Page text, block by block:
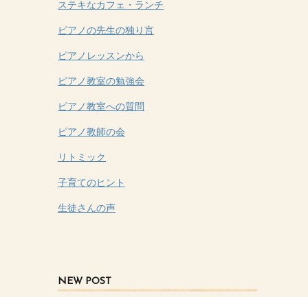
ステキなカフェ・ランチ
ピアノの先生の独り言
ピアノレッスンから
ピアノ教室の勉強会
ピアノ教室への質問
ピアノ教師の会
リトミック
子育てのヒント
生徒さんの声
NEW POST